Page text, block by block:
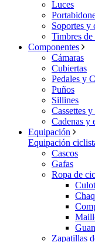
Luces
Soportes y
Timbres
Componentes
Cámaras
Cubiertas
Pedales y
Puños
Sillines
Cassettes
Cadenas y
Equipación
Equipación
Cascos
Gafas
Ropa de
Zapatillas